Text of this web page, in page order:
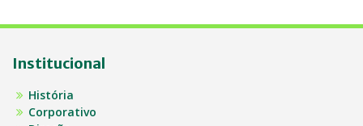
Institucional
História
Corporativo